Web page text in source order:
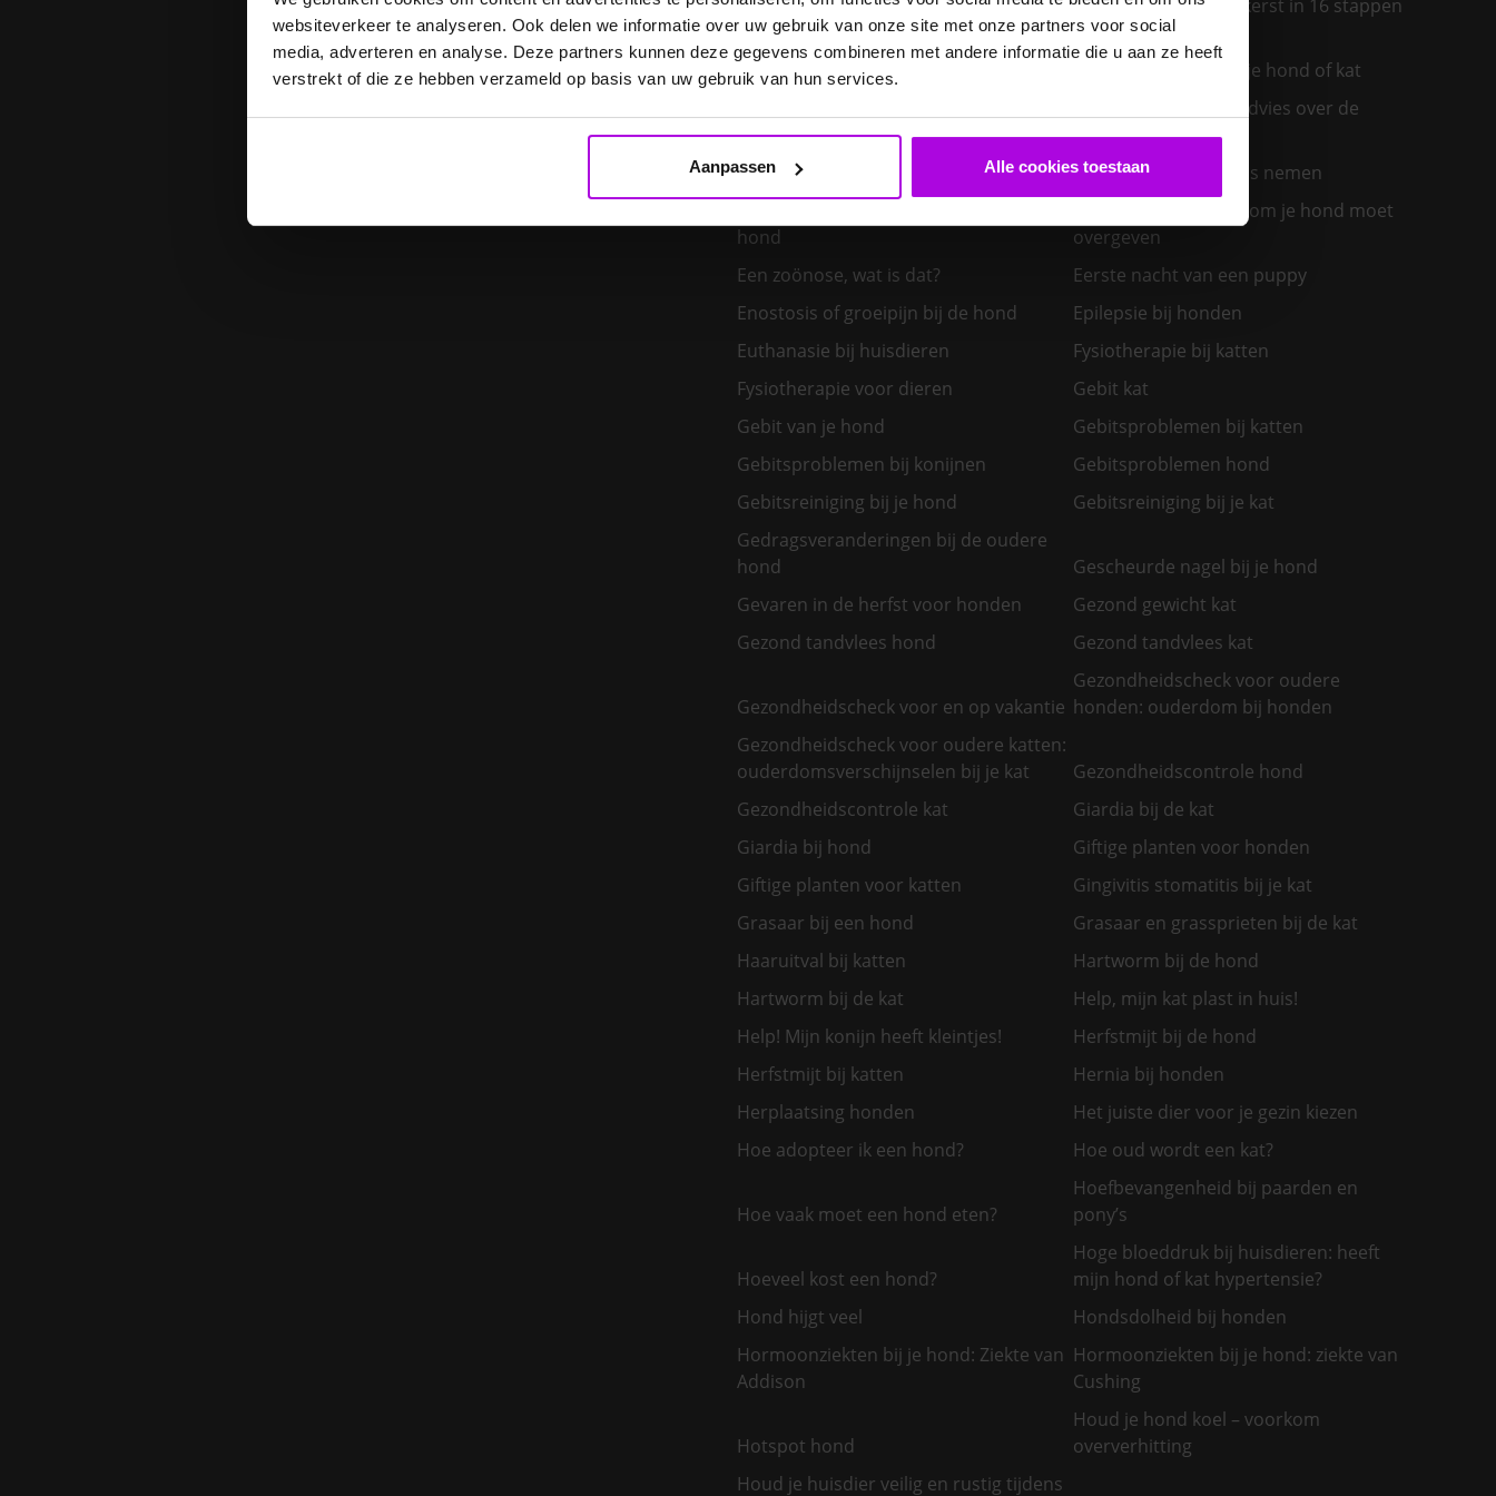
websiteverkeer te analyseren. Ook delen we informatie over uw gebruik van onze site met onze partners voor social
media, adverteren en analyse. Deze partners kunnen deze gegevens combineren met andere informatie die u aan ze heeft
verstrekt of die ze hebben verzameld op basis van uw gebruik van hun services.
Aanpassen Alle cookies toestaan
E. cuniculi bij het konijn
Een diervriendelijke kerst in 16 stappen
Een hond kiezen – welk hondenras past
bij mij?
Een insectenbeet bij je hond of kat
Een klein huisdier kiezen
Een konijn in huis – advies over de
verzorging
Een nieuw kitten in huis
Een nieuwe kat in huis nemen
hond
Een zieke hond: waarom je hond moet
overgeven
Een zoönose, wat is dat?
Eerste nacht van een puppy
Enostosis of groeipijn bij de hond
Epilepsie bij honden
Euthanasie bij huisdieren
Fysiotherapie bij katten
Fysiotherapie voor dieren
Gebit kat
Gebit van je hond
Gebitsproblemen bij katten
Gebitsproblemen bij konijnen
Gebitsproblemen hond
Gebitsreiniging bij je hond
Gebitsreiniging bij je kat
Gedragsveranderingen bij de oudere
hond
Gescheurde nagel bij je hond
Gevaren in de herfst voor honden
Gezond gewicht kat
Gezond tandvlees hond
Gezond tandvlees kat
Gezondheidscheck voor en op vakantie
Gezondheidscheck voor oudere
honden: ouderdom bij honden
Gezondheidscheck voor oudere katten:
ouderdomsverschijnselen bij je kat
Gezondheidscontrole hond
Gezondheidscontrole kat
Giardia bij de kat
Giardia bij hond
Giftige planten voor honden
Giftige planten voor katten
Gingivitis stomatitis bij je kat
Grasaar bij een hond
Grasaar en grassprieten bij de kat
Haaruitval bij katten
Hartworm bij de hond
Hartworm bij de kat
Help, mijn kat plast in huis!
Help! Mijn konijn heeft kleintjes!
Herfstmijt bij de hond
Herfstmijt bij katten
Hernia bij honden
Herplaatsing honden
Het juiste dier voor je gezin kiezen
Hoe adopteer ik een hond?
Hoe oud wordt een kat?
Hoe vaak moet een hond eten?
Hoefbevangenheid bij paarden en
pony’s
Hoeveel kost een hond?
Hoge bloeddruk bij huisdieren: heeft
mijn hond of kat hypertensie?
Hond hijgt veel
Hondsdolheid bij honden
Hormoonziekten bij je hond: Ziekte van
Addison
Hormoonziekten bij je hond: ziekte van
Cushing
Hotspot hond
Houd je hond koel – voorkom
oververhitting
Houd je huisdier veilig en rustig tijdens